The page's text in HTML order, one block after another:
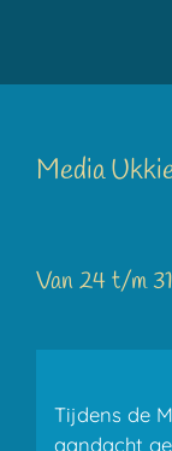
naar
Media
Van 24 t/m
Tijdens de
aandacht